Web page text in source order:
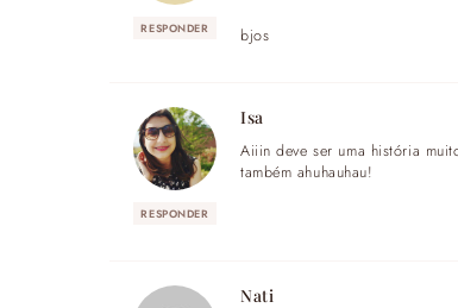
RESPONDER bjos
RESPONDER
Isa
Aiiin deve ser uma história
também ahuhauhau!
Nati